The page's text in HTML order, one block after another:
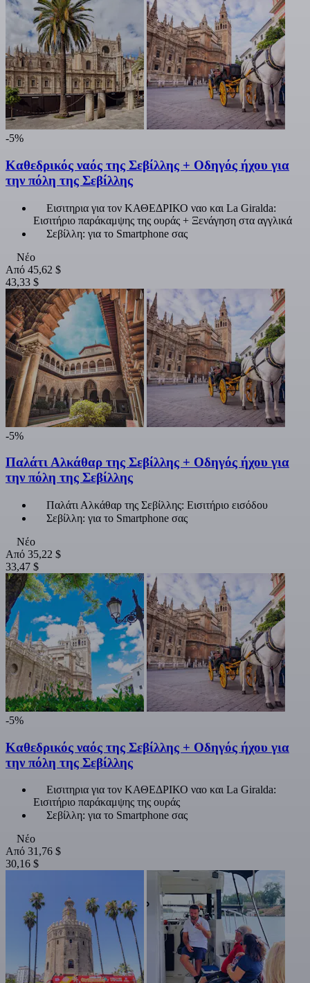
-5%
Καθεδρικός ναός της Σεβίλλης + Οδηγός ήχου για
την πόλη της Σεβίλλης
Εισιτηρια για τον ΚΑΘΕΔΡΙΚΟ ναο και La Giralda:
Εισιτήριο παράκαμψης της ουράς + Ξενάγηση στα αγγλικά
Σεβίλλη: για το Smartphone σας
Νέο
Από 45,62 $
43,33 $
-5%
Παλάτι Αλκάθαρ της Σεβίλλης + Οδηγός ήχου για
την πόλη της Σεβίλλης
Παλάτι Αλκάθαρ της Σεβίλλης: Εισιτήριο εισόδου
Σεβίλλη: για το Smartphone σας
Νέο
Από 35,22 $
33,47 $
-5%
Καθεδρικός ναός της Σεβίλλης + Οδηγός ήχου για
την πόλη της Σεβίλλης
Εισιτηρια για τον ΚΑΘΕΔΡΙΚΟ ναο και La Giralda:
Εισιτήριο παράκαμψης της ουράς
Σεβίλλη: για το Smartphone σας
Νέο
Από 31,76 $
30,16 $